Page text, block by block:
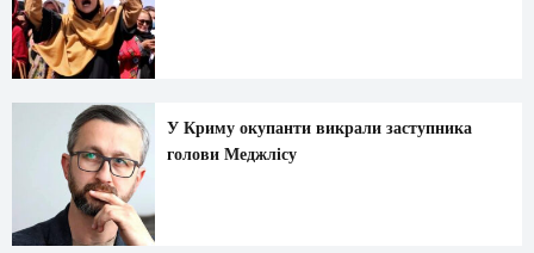
У Криму окупанти викрали заступника
голови Меджлісу